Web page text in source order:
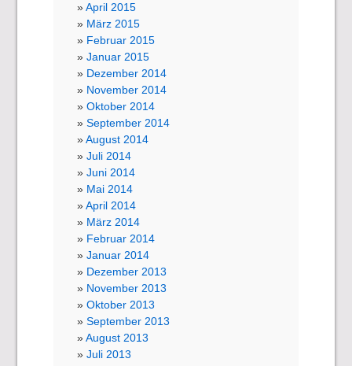
April 2015
März 2015
Februar 2015
Januar 2015
Dezember 2014
November 2014
Oktober 2014
September 2014
August 2014
Juli 2014
Juni 2014
Mai 2014
April 2014
März 2014
Februar 2014
Januar 2014
Dezember 2013
November 2013
Oktober 2013
September 2013
August 2013
Juli 2013